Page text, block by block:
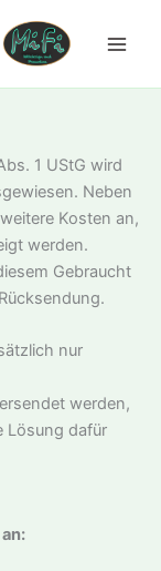
1 UStG wird
Neben
Kosten an,
werden.
Gebraucht
nur
werden,
Lösung dafür